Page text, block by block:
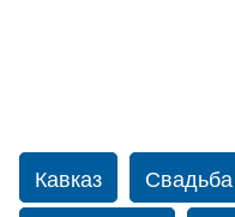
Кавказ Свадьба